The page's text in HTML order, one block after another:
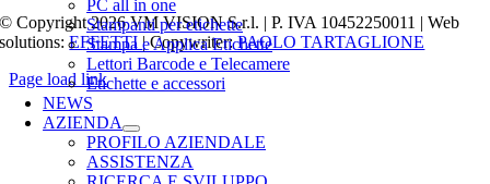
PC all in one
Stampanti per etichette
Stampa e Applica Etichette
Lettori Barcode e Telecamere
Etichette e accessori
NEWS
AZIENDA
PROFILO AZIENDALE
ASSISTENZA
© Copyright 2026 VM VISION S.r.l. | P. IVA 10452250011 | Web
solutions:EFFETTI| Copywriter:PAOLO TARTAGLIONE
Page load link
Torna